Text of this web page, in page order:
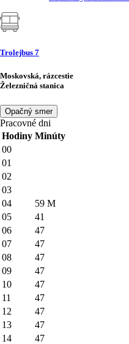
Trolejbus 7
Moskovská, rázcestie
Železničná stanica
Opačný smer
Pracovné dni
Hodiny Minúty
00
01
02
03
04
59 M
05
41
06
47
07
47
08
47
09
47
10
47
11
47
12
47
13
47
14
47